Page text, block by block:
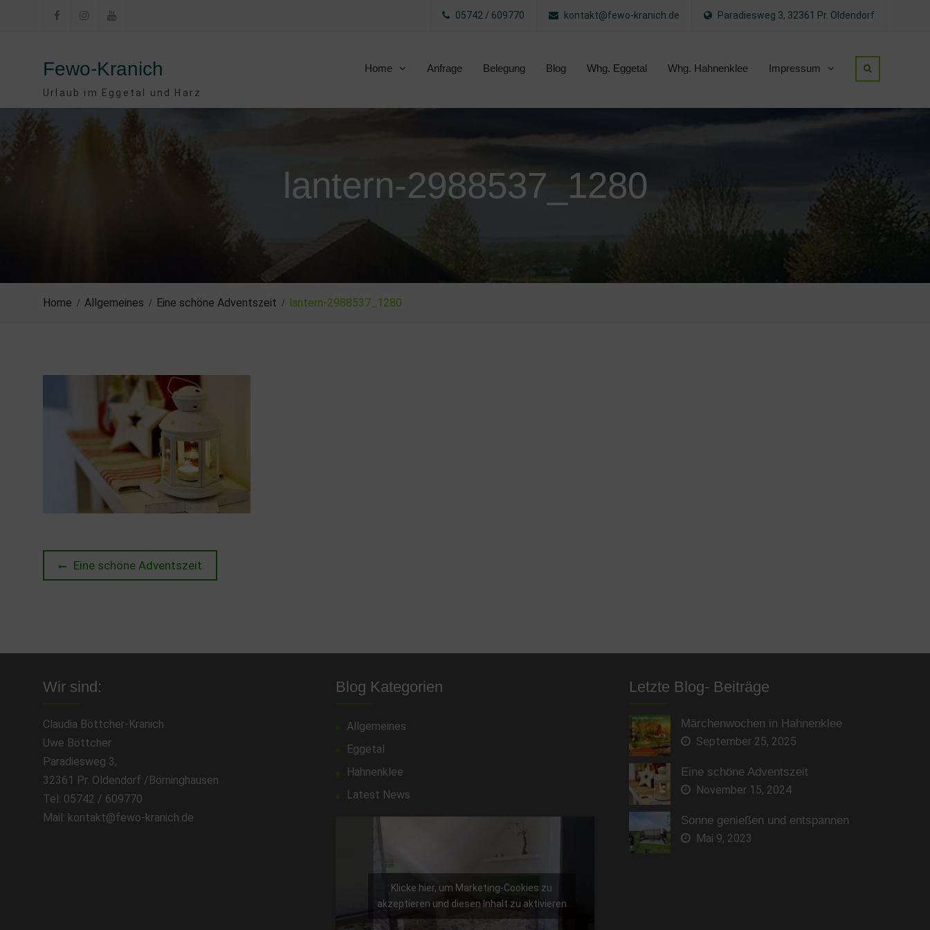
05742 / 609770 kontakt@fewo-kranich.de Paradiesweg 3, 32361 Pr. Oldendorf
Fewo-Kranich
Urlaub im Eggetal und Harz
Home Anfrage Belegung Blog Whg. Eggetal Whg. Hahnenklee Impressum
lantern-2988537_1280
Home Allgemeines Eine schöne Adventszeit lantern-2988537_1280
Beitragsnavigation
Previous
post:
Eine schöne Adventszeit
Wir sind:
Claudia Böttcher-Kranich
Uwe Böttcher
Paradiesweg 3,
32361 Pr. Oldendorf /Börninghausen
Tel: 05742 / 609770
Mail: kontakt@fewo-kranich.de
Blog Kategorien
Allgemeines
Eggetal
Hahnenklee
Latest News
Klicke hier, um Marketing-Cookies zu
akzeptieren und diesen Inhalt zu aktivieren
Letzte Blog- Beiträge
Märchenwochen in Hahnenklee
September 25, 2025
Eine schöne Adventszeit
November 15, 2024
Sonne genießen und entspannen
Mai 9, 2023